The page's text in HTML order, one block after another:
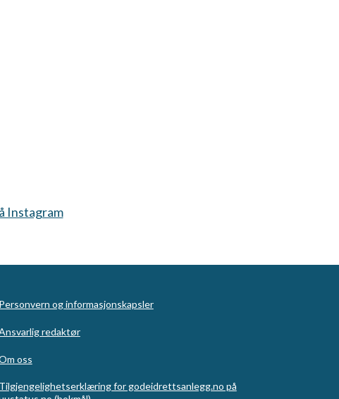
Instagram
Personvern og informasjonskapsler
redaktør
oss
Tilgjengelighetserklæring for godeidrettsanlegg.no på